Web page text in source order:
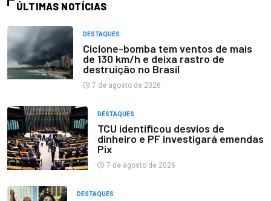
ÚLTIMAS NOTÍCIAS
DESTAQUES
Ciclone-bomba tem ventos de mais
de 130 km/h e deixa rastro de
destruição no Brasil
7 de agosto de 2026
DESTAQUES
TCU identificou desvios de
dinheiro e PF investigará emendas
Pix
7 de agosto de 2026
DESTAQUES